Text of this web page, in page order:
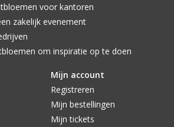
voor kantoren
zakelijk evenement
om inspiratie op te doen
Mijn account
Registreren
Mijn bestellingen
Mijn tickets